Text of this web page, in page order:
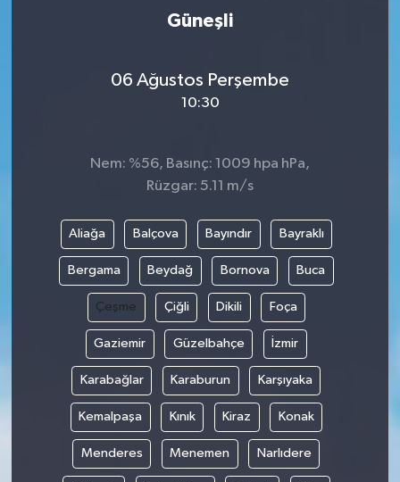
Güneşli
06 Ağustos Perşembe
10:30
Nem: %56, Basınç: 1009 hpa hPa,
Rüzgar: 5.11 m/s
Aliağa Balçova Bayındır Bayraklı
Bergama Beydağ Bornova Buca
Çeşme Çiğli Dikili Foça
Gaziemir Güzelbahçe İzmir
Karabağlar Karaburun Karşıyaka
Kemalpaşa Kınık Kiraz Konak
Menderes Menemen Narlıdere